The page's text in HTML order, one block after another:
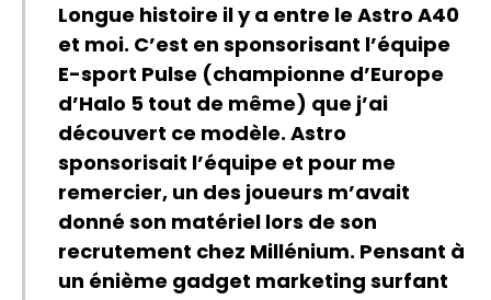
Longue histoire il y a entre le Astro A40
et moi. C’est en sponsorisant l’équipe
E-sport Pulse (championne d’Europe
d’Halo 5 tout de même) que j’ai
découvert ce modèle. Astro
sponsorisait l’équipe et pour me
remercier, un des joueurs m’avait
donné son matériel lors de son
recrutement chez Millénium. Pensant à
un énième gadget marketing surfant